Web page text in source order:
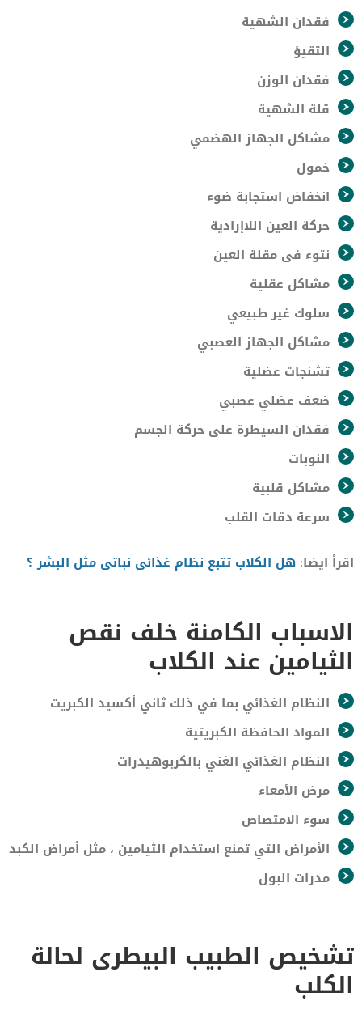
فقدان الشهية
التقيؤ
فقدان الوزن
قلة الشهية
مشاكل الجهاز الهضمي
خمول
انخفاض استجابة ضوء
حركة العين اللاإرادية
نتوء فى مقلة العين
مشاكل عقلية
سلوك غير طبيعي
مشاكل الجهاز العصبي
تشنجات عضلية
ضعف عضلي عصبي
فقدان السيطرة على حركة الجسم
النوبات
مشاكل قلبية
سرعة دقات القلب
اقرأ ايضا: هل الكلاب تتبع نظام غذائى نباتى مثل البشر ؟
الاسباب الكامنة خلف نقص
الثيامين عند الكلاب
النظام الغذائي بما في ذلك ثاني أكسيد الكبريت
المواد الحافظة الكبريتية
النظام الغذائي الغني بالكربوهيدرات
مرض الأمعاء
سوء الامتصاص
الأمراض التي تمنع استخدام الثيامين ، مثل أمراض الكبد
مدرات البول
تشخيص الطبيب البيطرى لحالة
الكلب